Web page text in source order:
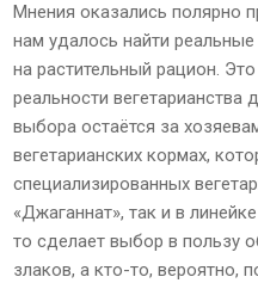
Мнения оказались полярно
нам удалось найти
на растительный рацион.
реальности
выбора остаётся за
вегетарианских кормах,
специализированных
«Джаганнат», так и в
то сделает выбор в пользу
злаков, а кто-то, вероятно,